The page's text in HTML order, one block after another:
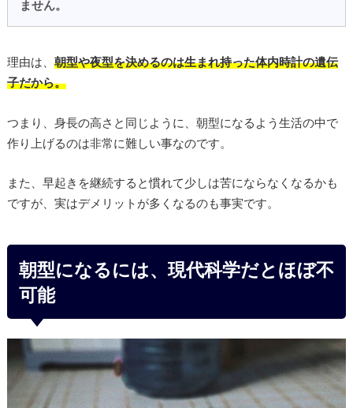
ません。
理由は、 朝型や夜型を決めるのは生まれ持った体内時計の遺伝
子だから。
つまり、身長の高さと同じように、朝型になるよう生活の中で
作り上げるのは非常に難しい事なのです。
また、早起きを継続すると慣れて少しは苦にならなくなるかも
ですが、実はデメリットが多くなるのも事実です。
朝型になるには、現代科学だとほぼ不
可能